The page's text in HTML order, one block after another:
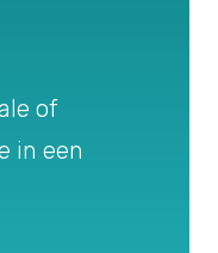
of
in een